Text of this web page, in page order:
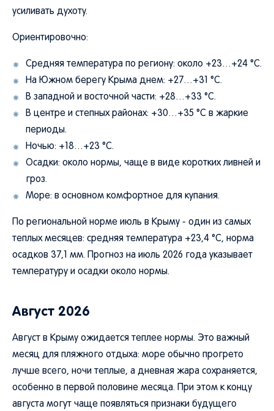
усиливать духоту.
Ориентировочно:
Средняя температура по региону: около +23…+24 °C.
На Южном берегу Крыма днем: +27…+31 °C.
В западной и восточной части: +28…+33 °C.
В центре и степных районах: +30…+35 °C в жаркие
периоды.
Ночью: +18…+23 °C.
Осадки: около нормы, чаще в виде коротких ливней и
гроз.
Море: в основном комфортное для купания.
По региональной норме июль в Крыму - один из самых
теплых месяцев: средняя температура +23,4 °C, норма
осадков 37,1 мм. Прогноз на июль 2026 года указывает
температуру и осадки около нормы.
Август 2026
Август в Крыму ожидается теплее нормы. Это важный
месяц для пляжного отдыха: море обычно прогрето
лучше всего, ночи теплые, а дневная жара сохраняется,
особенно в первой половине месяца. При этом к концу
августа могут чаще появляться признаки будущего